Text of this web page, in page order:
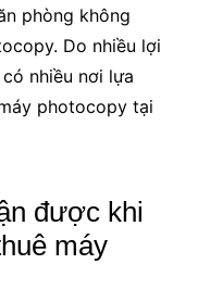
phòng không
Do nhiều lợi
nhiều nơi lựa
photocopy tại
được khi
máy